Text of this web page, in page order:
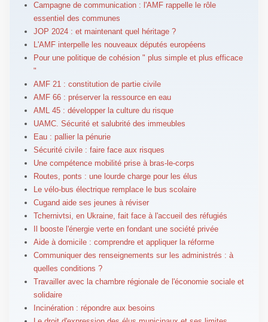
Campagne de communication : l'AMF rappelle le rôle
essentiel des communes
JOP 2024 : et maintenant quel héritage ?
L'AMF interpelle les nouveaux députés européens
Pour une politique de cohésion " plus simple et plus efficace
"
AMF 21 : constitution de partie civile
AMF 66 : préserver la ressource en eau
AML 45 : développer la culture du risque
UAMC. Sécurité et salubrité des immeubles
Eau : pallier la pénurie
Sécurité civile : faire face aux risques
Une compétence mobilité prise à bras-le-corps
Routes, ponts : une lourde charge pour les élus
Le vélo-bus électrique remplace le bus scolaire
Cugand aide ses jeunes à réviser
Tchernivtsi, en Ukraine, fait face à l'accueil des réfugiés
Il booste l'énergie verte en fondant une société privée
Aide à domicile : comprendre et appliquer la réforme
Communiquer des renseignements sur les administrés : à
quelles conditions ?
Travailler avec la chambre régionale de l'économie sociale et
solidaire
Incinération : répondre aux besoins